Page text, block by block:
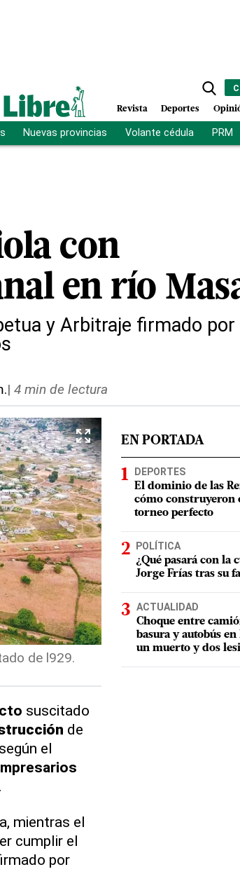
Revista Deportes
Nuevas provincias Volante cédula PRM
con
en río
y Arbitraje firmado
| 4 min de lectura
de l929.
suscitado
de
el
mientras el
cumplir el
por
EN PORTADA
DEPORTES
El dominio de las
cómo construyeron
torneo perfecto
POLÍTICA
¿Qué pasará con la
Jorge Frías tras su
ACTUALIDAD
Choque entre
basura y autobús
un muerto y dos